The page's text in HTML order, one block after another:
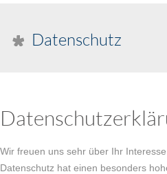
Datenschutz
Wir freuen uns sehr über Ihr
Datenschutz hat einen besonders